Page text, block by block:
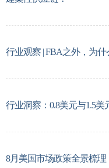
行业观察 | FBA之外，为
行业洞察：0.8美元与1.5
8月美国市场政策全景梳